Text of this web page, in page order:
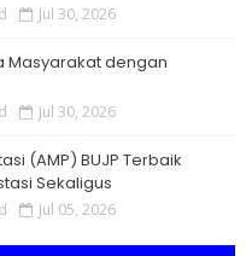
Jul 30, 2026
Masyarakat dengan
Jul 30, 2026
(AMP) BUJP Terbaik
Sekaligus
Jul 05, 2026